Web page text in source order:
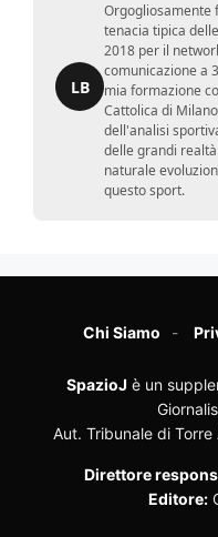
LB
Orgogliosamente
tenacia tipica
2018 per il
comunicazione a
mia formazione
Cattolica di
dell'analisi
delle grandi
naturale
questo sport.
Chi Siamo
SpazioJ è un
Aut. Tribunale di
Direttore
Editore: